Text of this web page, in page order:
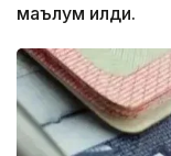
маълум қилди.